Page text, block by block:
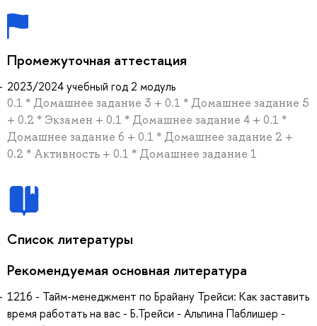
Промежуточная аттестация
2023/2024 учебный год 2 модуль
0.1 * Домашнее задание 3 + 0.1 * Домашнее задание 5
+ 0.2 * Экзамен + 0.1 * Домашнее задание 4 + 0.1 *
Домашнее задание 6 + 0.1 * Домашнее задание 2 +
0.2 * Активность + 0.1 * Домашнее задание 1
Список литературы
Рекомендуемая основная литература
1216 - Тайм-менеджмент по Брайану Трейси: Как заставить
время работать на вас - Б.Трейси - Альпина Паблишер -